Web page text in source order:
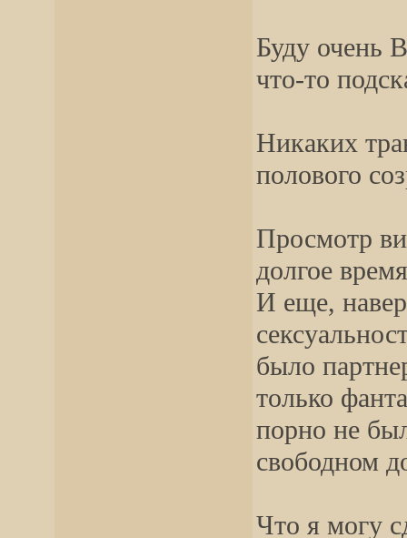
Буду очень
что-то
Никаких
полового
Просмотр
долгое
И еще,
было
только
порно не
свободном
Что я могу